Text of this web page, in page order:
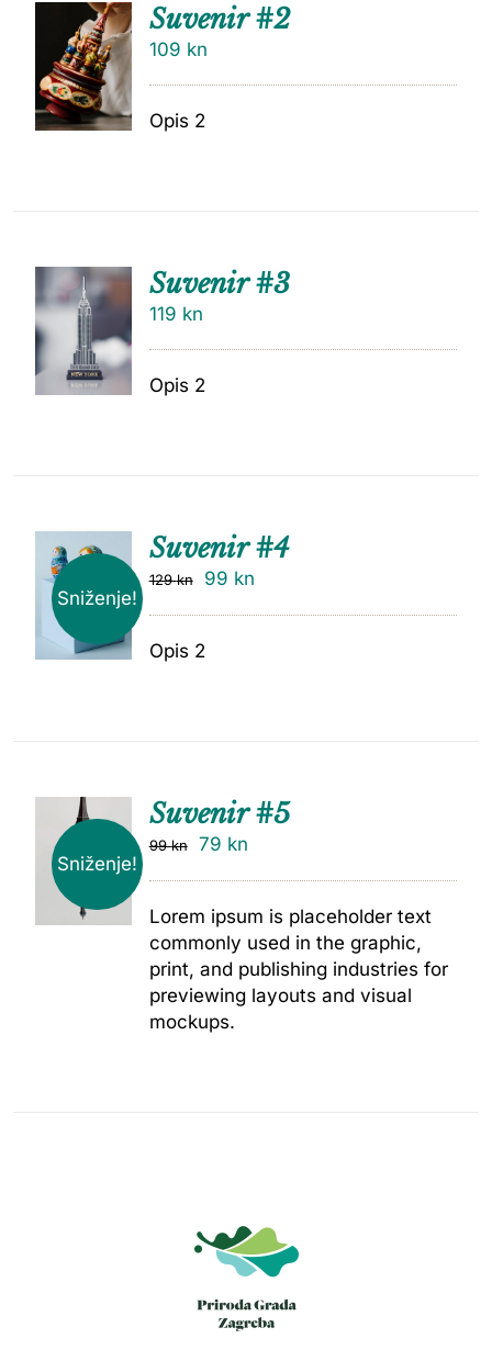
DODAJ
U
KOŠARI
CU
Suvenir #2
109 kn
Opis 2
DODAJ
Suvenir #3
119 kn
Opis 2
Sniženje!
DODAJ
Suvenir #4
129kn 99 kn
Opis 2
Sniženje!
Suvenir #5
99kn 79 kn
Lorem ipsum is placeholder text
commonly used in the graphic,
print, and publishing industries for
previewing layouts and visual
mockups.